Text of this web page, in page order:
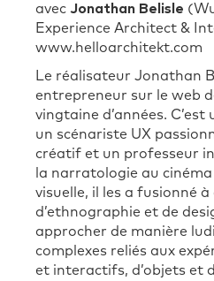
avec Jonathan Belisle
Experience Architect &
www.helloarchitekt.com
Le réalisateur Jonathan
entrepreneur sur le web
vingtaine d’années.
un scénariste UX
créatif et un professeur
la narratologie au
visuelle, il les a fusionné
d’ethnographie et de
approcher de manière
complexes reliés aux
et interactifs, d’objets et